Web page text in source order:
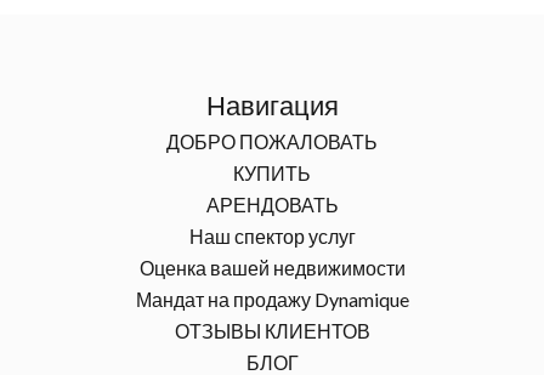
Навигация
ДОБРО ПОЖАЛОВАТЬ
КУПИТЬ
АРЕНДОВАТЬ
Наш спектор услуг
Оценка вашей недвижимости
Мандат на продажу Dynamique
ОТЗЫВЫ КЛИЕНТОВ
БЛОГ